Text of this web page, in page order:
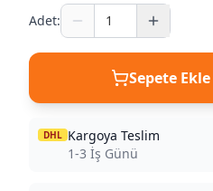
Adet:
Sepete Ekle
DHL Kargoya Teslim
1-3 İş Günü